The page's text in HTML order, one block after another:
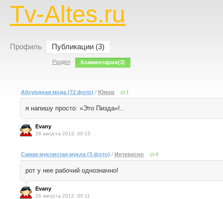
Tv-Altes.ru
Профиль Публикации (3)
Раздел Комментарии(3)
Абсурдная мода (72 фото) / Юмор 1
я напишу просто: «Это Пизда»!..
Evany
26 августа 2012, 00:15
Самая муклистая мукла (3 фото) / Интересно 4
рот у нее рабочий однозначно!
Evany
26 августа 2012, 00:11